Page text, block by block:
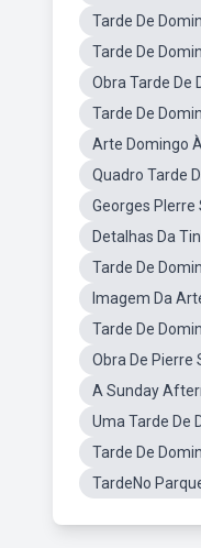
Tarde De
Tarde De
Obra Tarde De
Tarde De
Arte Domingo
Quadro Tarde
Georges Plerre
Detalhas Da
Tarde De
Imagem Da
Tarde De
Obra De Pierre
A Sunday
Uma Tarde De
Tarde De
TardeNo